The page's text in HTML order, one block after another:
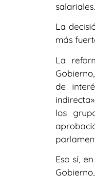
salariales.
La
más
La
de
los
Eso sí,